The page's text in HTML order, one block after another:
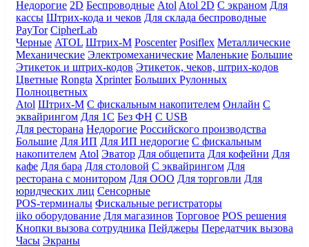
Недорогие 2D Беспроводные Atol Atol 2D С экраном Для
кассы Штрих-кода и чеков Для склада беспроводные
PayTor CipherLab
Черные ATOL Штрих-М Poscenter Posiflex Металлические
Механические Электромеханические Маленькие Большие
Этикеток и штрих-кодов Этикеток, чеков, штрих-кодов
Цветные Rongta Xprinter Больших Рулонных
Полноцветных
Atol Штрих-М С фискальным накопителем Онлайн С
эквайрингом Для 1С Без ФН С USB
Для ресторана Недорогие Российского производства
Большие Для ИП Для ИП недорогие С фискальным
накопителем Atol Эватор Для общепита Для кофейни Для
кафе Для бара Для столовой С эквайрингом Для
ресторана с монитором Для ООО Для торговли Для
юридческих лиц Сенсорные
POS-терминалы Фискальные регистраторы
iiko оборудование Для магазинов Торговое POS решения
Кнопки вызова сотрудника Пейджеры Передатчик вызова
Часы Экраны